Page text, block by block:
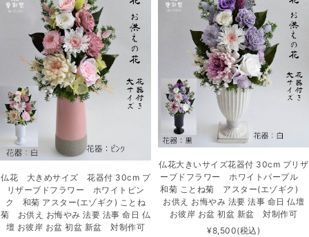
仏花 大きめサイズ 花器付 30cm プ
リザーブドフラワー ホワイトピン
ク 和菊 アスター(エゾギク) ことね
菊 お供え お悔やみ 法要 法事 命日 仏
壇 お彼岸 お盆 初盆 新盆 対制作可
仏花大きいサイズ花器付 30cm プリザ
ーブドフラワー ホワイトパープル
和菊 ことね菊 アスター(エゾギク)
お供え お悔やみ 法要 法事 命日 仏壇
お彼岸 お盆 初盆 新盆 対制作可
¥8,500(税込)